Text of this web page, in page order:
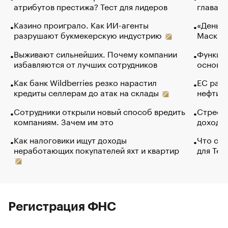
атрибутов престижа? Тест для лидеров
Казино проиграло. Как ИИ-агенты
разрушают букмекерскую индустрию
Выживают сильнейших. Почему компании
избавляются от лучших сотрудников
Как банк Wildberries резко нарастил
кредиты селлерам до атак на склады
Сотрудники открыли новый способ вредить
компаниям. Зачем им это
Как налоговики ищут доходы
неработающих покупателей яхт и квартир
глава
Маск в
основ
ЕС
нефти
Что
для
Регистрация ФНС